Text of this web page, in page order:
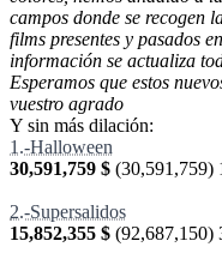
campos donde se recogen
films presentes y pasados
información se actualiza
Esperamos que estos
vuestro agrado
Y sin más dilación:
1.-Halloween
30,591,759 $ (30,591,759)
2.-Supersalidos
15,852,355 $ (92,687,150)